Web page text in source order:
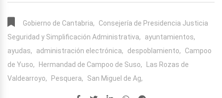
Gobierno de Cantabria,
Consejería de Presidencia Justicia
Seguridad y Simplificación Administrativa,
ayuntamientos,
ayudas,
administración electrónica, despoblamiento,
Campoo
de Yuso,
Hermandad de Campoo de Suso,
Las Rozas de
Valdearroyo,
Pesquera, San Miguel de Ag,